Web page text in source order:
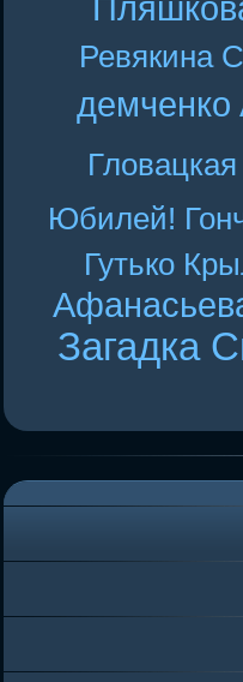
Ревякина
демченко
Гловацкая
Юбилей!
Гутько
Загадка